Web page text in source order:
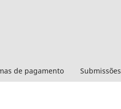
de pagamento Submissões